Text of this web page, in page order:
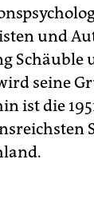
und
Schäuble
seine
ist die